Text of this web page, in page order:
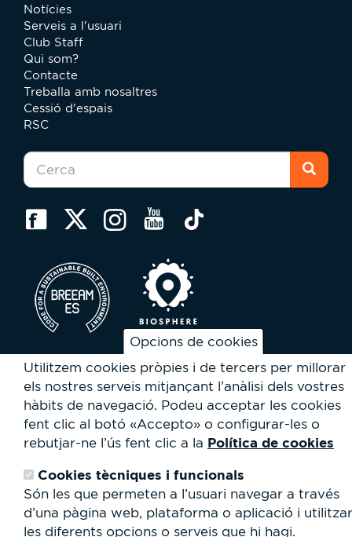
Opcions de cookies
Utilitzem cookies pròpies i de tercers per millorar
els nostres serveis mitjançant l’anàlisi dels vostres
hàbits de navegació. Podeu acceptar les cookies
fent clic al botó «Accepto» o configurar-les o
rebutjar-ne l’ús fent clic a la Política de cookies
Cookies tècniques i funcionals
Són les que permeten a l’usuari navegar a través
d’una pàgina web, plataforma o aplicació i utilitzar
les diferents opcions o serveis que hi hagi.
Notícies
Serveis a l'usuari
Club Staff
Qui som?
Contacte
Treballa amb nosaltres
Cessió d'espais
RSC
Formulari
de
cerca
© Parc Vallès 2026 |Política de Privacitat i Avís Legal|
Cookies| Site bydfusio.com